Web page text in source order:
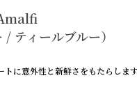
/ ティールブルー）
に意外性と新鮮さをもたらしま